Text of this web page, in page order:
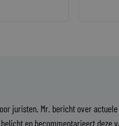
juristen. Mr. bericht over
en becommentarieert deze